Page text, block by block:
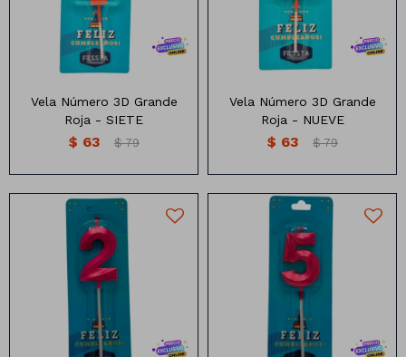
Vela Número 3D Grande
Roja - SIETE
$ 63 $ 79
Vela Número 3D Grande
Roja - NUEVE
$ 63 $ 79
Vela de Cumpleaños 3d
chica color rojo (5CM)
Vela de Cumpleaños 3d
chica color rojo (5CM)